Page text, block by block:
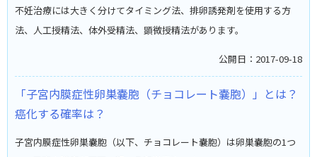
不妊治療には大きく分けてタイミング法、排卵誘発剤を使用する方
法、人工授精法、体外受精法、顕微授精法があります。
公開日：2017-09-18
「子宮内膜症性卵巣嚢胞（チョコレート嚢胞）」とは？
癌化する確率は？
子宮内膜症性卵巣嚢胞（以下、チョコレート嚢胞）は卵巣嚢胞の1つ